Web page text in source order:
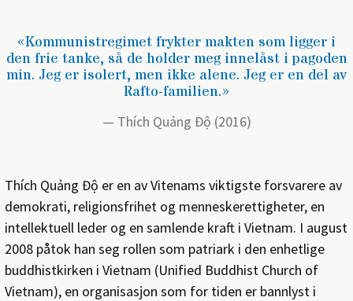
«Kommunistregimet frykter makten som ligger i
den frie tanke, så de holder meg innelåst i pagoden
min. Jeg er isolert, men ikke alene. Jeg er en del av
Rafto-familien.»
Thích Quảng Độ (2016)
Thích Quảng Độ er en av Vitenams viktigste forsvarere av
demokrati, religionsfrihet og menneskerettigheter, en
intellektuell leder og en samlende kraft i Vietnam. I august
2008 påtok han seg rollen som patriark i den enhetlige
buddhistkirken i Vietnam (Unified Buddhist Church of
Vietnam), en organisasjon som for tiden er bannlyst i